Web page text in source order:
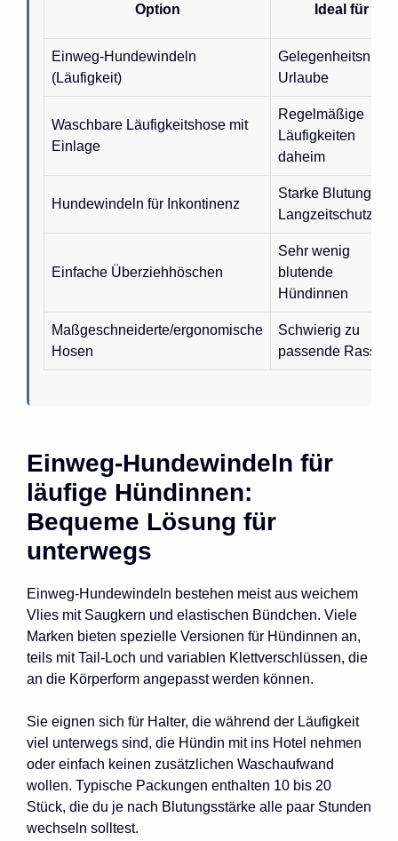
Option Ideal für
Einweg-Hundewindeln
(Läufigkeit)
Urlaube
Waschbare Läufigkeitshose mit
Einlage
Regelmäßige
Läufigkeiten
daheim
Hundewindeln für Inkontinenz
Starke Blutung
Langzeitschutz
Einfache Überziehhöschen
Sehr wenig
blutende
Hündinnen
Maßgeschneiderte/ergonomische
Hosen
Schwierig zu
passende Rassen
Einweg-Hundewindeln für
läufige Hündinnen:
Bequeme Lösung für
unterwegs
Einweg-Hundewindeln bestehen meist aus weichem
Vlies mit Saugkern und elastischen Bündchen. Viele
Marken bieten spezielle Versionen für Hündinnen an,
teils mit Tail-Loch und variablen Klettverschlüssen, die
an die Körperform angepasst werden können.
Sie eignen sich für Halter, die während der Läufigkeit
viel unterwegs sind, die Hündin mit ins Hotel nehmen
oder einfach keinen zusätzlichen Waschaufwand
wollen. Typische Packungen enthalten 10 bis 20
Stück, die du je nach Blutungsstärke alle paar Stunden
wechseln solltest.